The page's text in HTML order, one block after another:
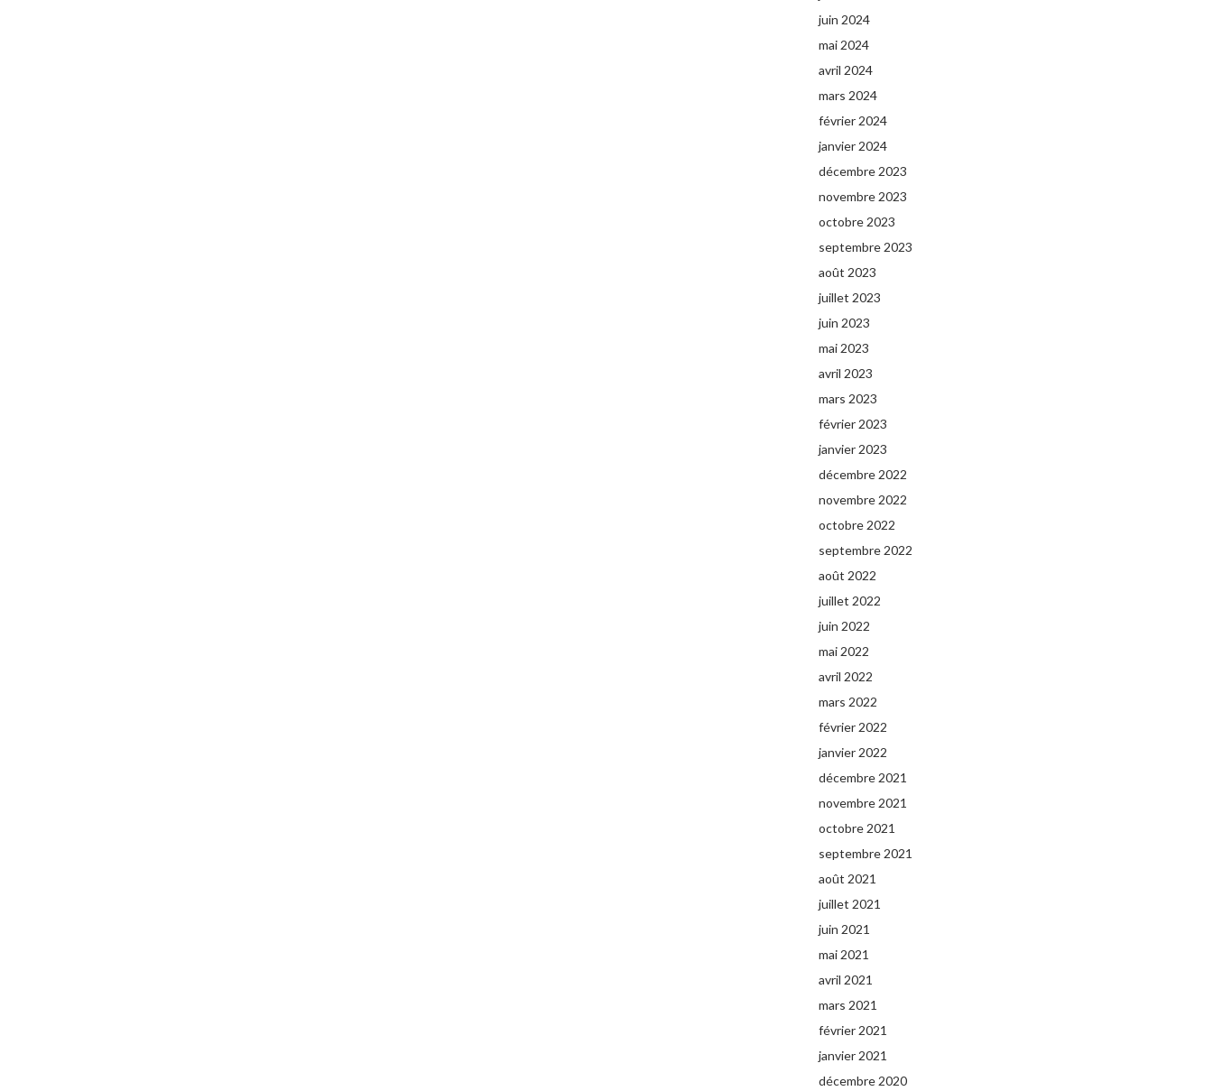
juin 2024
mai 2024
avril 2024
mars 2024
février 2024
janvier 2024
décembre 2023
novembre 2023
octobre 2023
septembre 2023
août 2023
juillet 2023
juin 2023
mai 2023
avril 2023
mars 2023
février 2023
janvier 2023
décembre 2022
novembre 2022
octobre 2022
septembre 2022
août 2022
juillet 2022
juin 2022
mai 2022
avril 2022
mars 2022
février 2022
janvier 2022
décembre 2021
novembre 2021
octobre 2021
septembre 2021
août 2021
juillet 2021
juin 2021
mai 2021
avril 2021
mars 2021
février 2021
janvier 2021
décembre 2020